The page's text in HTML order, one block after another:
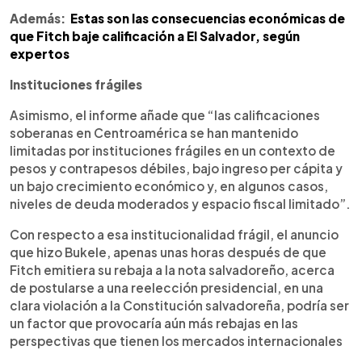
Además: Estas son las consecuencias económicas de
que Fitch baje calificación a El Salvador, según
expertos
Instituciones frágiles
Asimismo, el informe añade que “las calificaciones
soberanas en Centroamérica se han mantenido
limitadas por instituciones frágiles en un contexto de
pesos y contrapesos débiles, bajo ingreso per cápita y
un bajo crecimiento económico y, en algunos casos,
niveles de deuda moderados y espacio fiscal limitado”.
Con respecto a esa institucionalidad frágil, el anuncio
que hizo Bukele, apenas unas horas después de que
Fitch emitiera su rebaja a la nota salvadoreño, acerca
de postularse a una reelección presidencial, en una
clara violación a la Constitución salvadoreña, podría ser
un factor que provocaría aún más rebajas en las
perspectivas que tienen los mercados internacionales